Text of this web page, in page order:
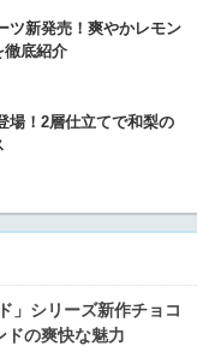
ツ新発売！爽やかレモン
徹底紹介
場！2層仕立てで和梨の
」シリーズ新作チョコ
ドの爽快な魅力